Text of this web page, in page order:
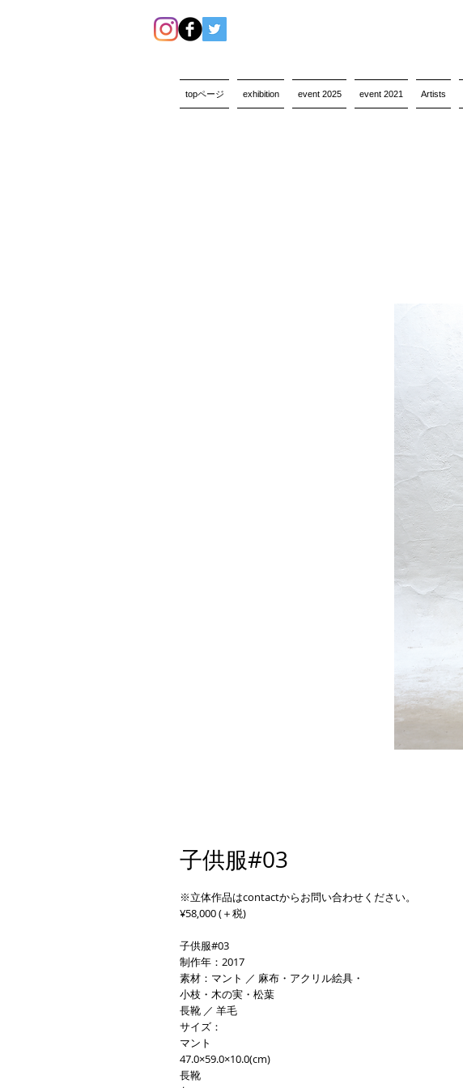
topページ exhibition event 2025 event 2021 Artists
子供服#03
※立体作品はcontactからお問い合わせください。
¥58,000 (＋税)
子供服#03
制作年：2017
素材：マント ／ 麻布・アクリル絵具・
小枝・木の実・松葉
長靴 ／ 羊毛
サイズ：
マント
47.0×59.0×10.0(cm)
長靴